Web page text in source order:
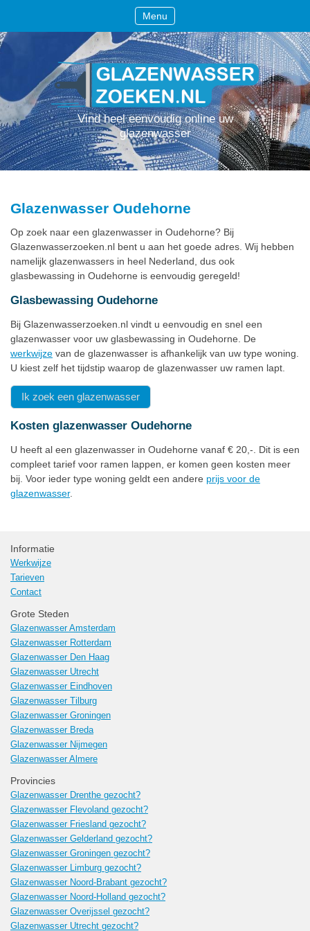
Menu
Vind heel eenvoudig online uw
glazenwasser
Glazenwasser Oudehorne
Op zoek naar een glazenwasser in Oudehorne? Bij
Glazenwasserzoeken.nl bent u aan het goede adres. Wij hebben
namelijk glazenwassers in heel Nederland, dus ook
glasbewassing in Oudehorne is eenvoudig geregeld!
Glasbewassing Oudehorne
Bij Glazenwasserzoeken.nl vindt u eenvoudig en snel een
glazenwasser voor uw glasbewassing in Oudehorne. De
werkwijze van de glazenwasser is afhankelijk van uw type woning.
U kiest zelf het tijdstip waarop de glazenwasser uw ramen lapt.
Ik zoek een glazenwasser
Kosten glazenwasser Oudehorne
U heeft al een glazenwasser in Oudehorne vanaf € 20,-. Dit is een
compleet tarief voor ramen lappen, er komen geen kosten meer
bij. Voor ieder type woning geldt een andere prijs voor de
glazenwasser.
Informatie
Werkwijze
Tarieven
Contact
Grote Steden
Glazenwasser Amsterdam
Glazenwasser Rotterdam
Glazenwasser Den Haag
Glazenwasser Utrecht
Glazenwasser Eindhoven
Glazenwasser Tilburg
Glazenwasser Groningen
Glazenwasser Breda
Glazenwasser Nijmegen
Glazenwasser Almere
Provincies
Glazenwasser Drenthe gezocht?
Glazenwasser Flevoland gezocht?
Glazenwasser Friesland gezocht?
Glazenwasser Gelderland gezocht?
Glazenwasser Groningen gezocht?
Glazenwasser Limburg gezocht?
Glazenwasser Noord-Brabant gezocht?
Glazenwasser Noord-Holland gezocht?
Glazenwasser Overijssel gezocht?
Glazenwasser Utrecht gezocht?